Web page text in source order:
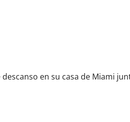
en su casa de Miami